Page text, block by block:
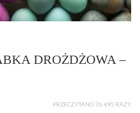
DROŻDŻOWA –
PRZECZYTANO 76 495 RAZY